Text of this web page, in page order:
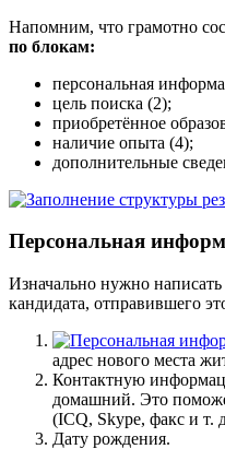
Напомним, что грамотно
по блокам:
персональная
цель поиска (2);
приобретённое
наличие опыта (4);
дополнительные
Персональная
Изначально нужно
кандидата, отправившего
адрес нового места
Контактную
домашний. Это
(ICQ, Skype, факс и т.
Дату рождения.